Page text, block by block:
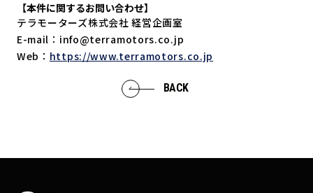
【本件に関するお問い合わせ】
テラモーターズ株式会社 経営企画室
E-mail：info@terramotors.co.jp
Web： https://www.terramotors.co.jp
BACK